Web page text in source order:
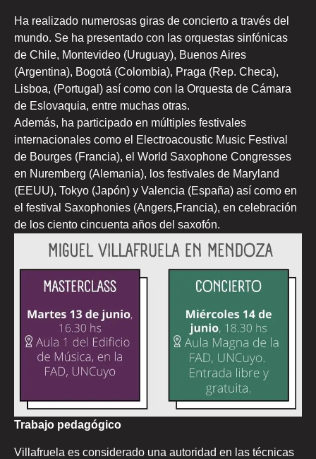
Ha realizado numerosas giras de concierto a través del
mundo. Se ha presentado con las orquestas sinfónicas
de Chile, Montevideo (Uruguay), Buenos Aires
(Argentina), Bogotá (Colombia), Praga (Rep. Checa),
Lisboa, (Portugal) así como con la Orquesta de Cámara
de Eslovaquia, entre muchas otras.
Además, ha participado en múltiples festivales
internacionales como el Electroacoustic Music Festival
de Bourges (Francia), el World Saxophone Congresses
en Nuremberg (Alemania), los festivales de Maryland
(EEUU), Tokyo (Japón) y Valencia (España) así como en
el festival Saxophonies (Angers,Francia), en celebración
de los ciento cincuenta años del saxofón.
Trabajo pedagógico
Villafruela es considerado una autoridad en las técnicas